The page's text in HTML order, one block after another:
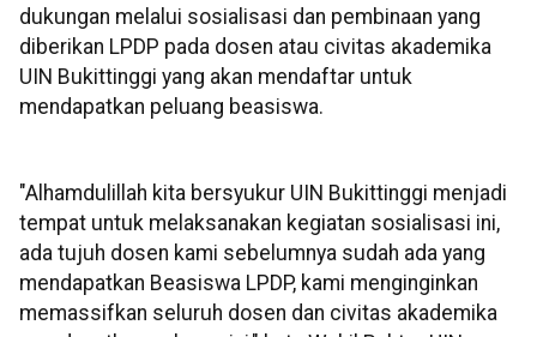
dukungan melalui sosialisasi dan pembinaan yang
diberikan LPDP pada dosen atau civitas akademika
UIN Bukittinggi yang akan mendaftar untuk
mendapatkan peluang beasiswa.
"Alhamdulillah kita bersyukur UIN Bukittinggi menjadi
tempat untuk melaksanakan kegiatan sosialisasi ini,
ada tujuh dosen kami sebelumnya sudah ada yang
mendapatkan Beasiswa LPDP, kami menginginkan
memassifkan seluruh dosen dan civitas akademika